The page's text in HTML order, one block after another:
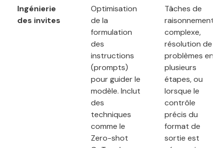
Ingénierie
des invites
Optimisation
de la
formulation
des
instructions
(prompts)
pour guider le
modèle. Inclut
des
techniques
comme le
Zero-shot
Tâches de
raisonnement
complexe,
résolution de
problèmes en
plusieurs
étapes, ou
lorsque le
contrôle
précis du
format de
sortie est